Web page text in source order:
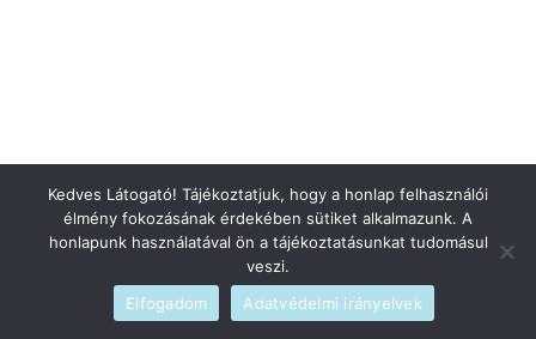
Szerzői jogi © 2026blog | Fejlesztetteadmin | SzolgáltatóWordPress
Kedves Látogató! Tájékoztatjuk, hogy a honlap felhasználói
élmény fokozásának érdekében sütiket alkalmazunk. A
honlapunk használatával ön a tájékoztatásunkat tudomásul
veszi.
Elfogadom
Adatvédelmi irányelvek